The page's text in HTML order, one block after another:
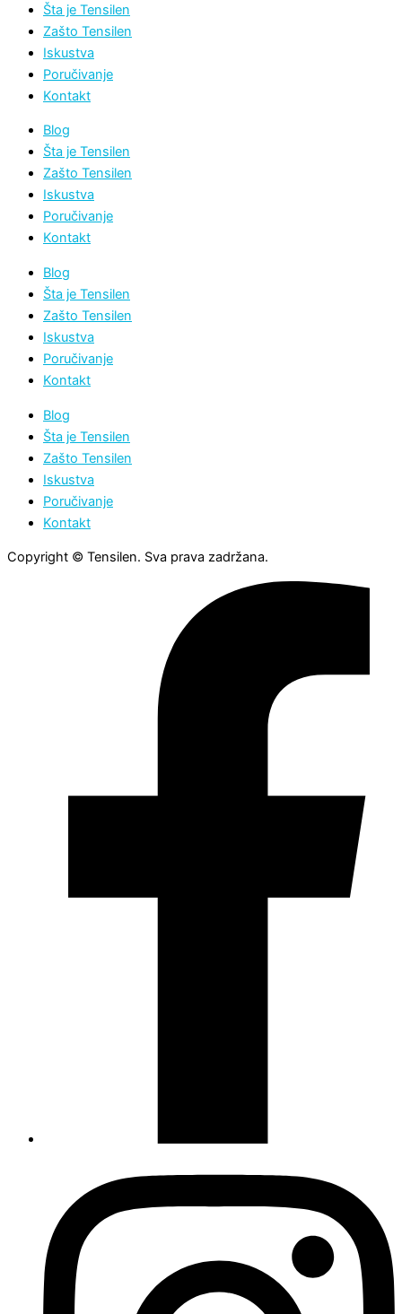
Šta je Tensilen
Zašto Tensilen
Iskustva
Poručivanje
Kontakt
Blog
Šta je Tensilen
Zašto Tensilen
Iskustva
Poručivanje
Kontakt
Blog
Šta je Tensilen
Zašto Tensilen
Iskustva
Poručivanje
Kontakt
Blog
Šta je Tensilen
Zašto Tensilen
Iskustva
Poručivanje
Kontakt
Copyright © Tensilen. Sva prava zadržana.